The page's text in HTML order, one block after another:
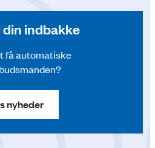
din indbakke
få automatiske
nyheder